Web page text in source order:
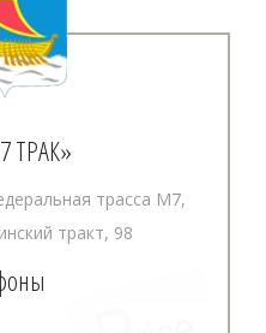
ТРАК»
трасса М7,
тракт, 98